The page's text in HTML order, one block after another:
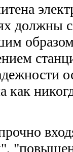
должны
как